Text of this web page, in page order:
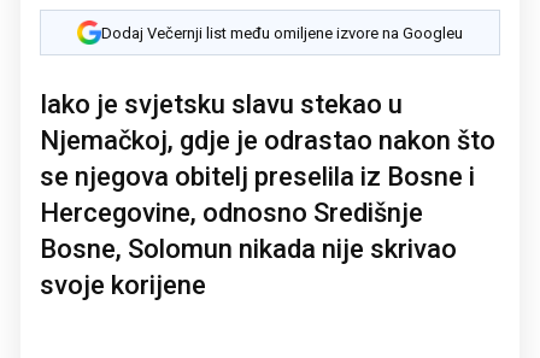
Dodaj Večernji list među omiljene izvore na Googleu
Iako je svjetsku slavu stekao u
Njemačkoj, gdje je odrastao nakon što
se njegova obitelj preselila iz Bosne i
Hercegovine, odnosno Središnje
Bosne, Solomun nikada nije skrivao
svoje korijene